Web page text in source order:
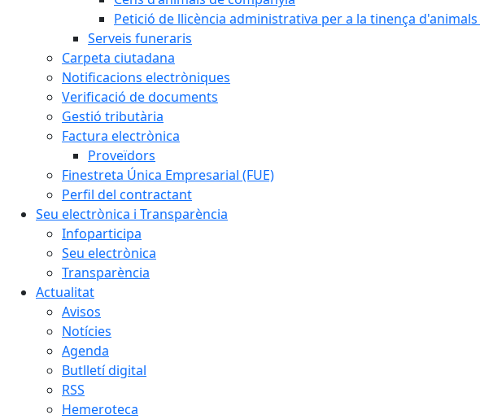
Petició de llicència administrativa per a la tinença
Serveis funeraris
Carpeta ciutadana
Notificacions electròniques
Verificació de documents
Gestió tributària
Factura electrònica
Proveïdors
Finestreta Única Empresarial (FUE)
Perfil del contractant
Seu electrònica i Transparència
Infoparticipa
Seu electrònica
Transparència
Actualitat
Avisos
Notícies
Agenda
Butlletí digital
RSS
Hemeroteca